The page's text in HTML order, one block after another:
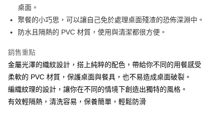
AFTEE先享後付
相關說明
【關於「AFTEE先享後付」】
AFTEE先享後付是「在收到商品之後才付款」的支付方式。 讓您購物簡單
１．簡單：不需註冊會員、不需綁卡、不需儲值。
２．便利：只要手機號碼，簡訊認證，即可結帳。
３．安心：先確認商品／服務後，再付款。
【「AFTEE先享後付」結帳流程】
１．於結帳方式選擇「AFTEE先享後付」後，將跳轉至「AFTEE先享後付」
ATM付款
全家取貨付款
每筆NT$60，滿NT$1,500(含以上)免運費
7-11取貨付款
桌面。
聚餐的小巧思，可以讓自己免於處理桌面殘渣的恐佈深淵中。
防水且隔熱的 PVC 材質，使用與清潔都很方便。
銷售重點
金屬光澤的織紋設計，搭上純粹的配色，帶給你不同的用餐感受
柔軟的 PVC 材質，保護桌面與餐具，也不易造成桌面破裂。
編織紋理的設計，讓你在不同的情境下創造出獨特的風格。
有效輕隔熱，清洗容易，保養簡單，輕鬆防滑